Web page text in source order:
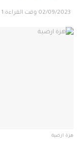
02/09/2023 وقت القراءة:1 دقيقة للقراءة
هزة ارضية